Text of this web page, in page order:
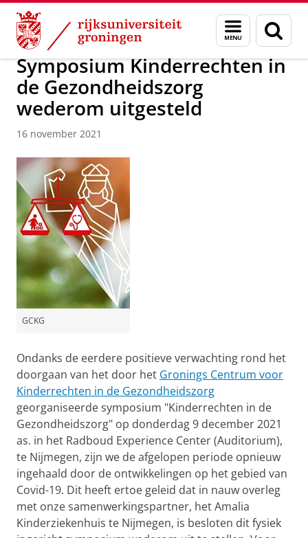
Skip
Content
Skip
Navigation
Menu
en
zoeken
Gronings Centrum voor Kinderrechten
Symposium Kinderrechten in
de Gezondheidszorg
wederom uitgesteld
16 november 2021
GCKG
Ondanks de eerdere positieve verwachting rond het
doorgaan van het door het Gronings Centrum voor
Kinderrechten in de Gezondheidszorg
georganiseerde symposium "Kinderrechten in de
Gezondheidszorg" op donderdag 9 december 2021
as. in het Radboud Experience Center (Auditorium),
te Nijmegen, zijn we de afgelopen periode opnieuw
ingehaald door de ontwikkelingen op het gebied van
Covid-19. Dit heeft ertoe geleid dat in nauw overleg
met onze samenwerkingspartner, het Amalia
Kinderziekenhuis te Nijmegen, is besloten dit fysiek